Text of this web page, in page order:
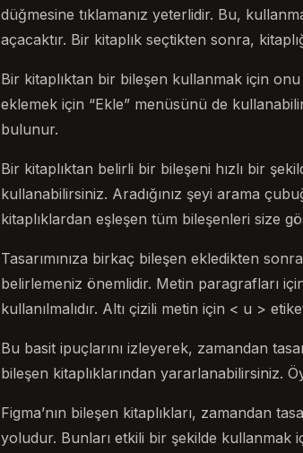
düğmesine tıklamanız yeterlidir. Bu,
açacaktır. Bir kitaplık seçtikten sonra,
Bir kitaplıktan bir bileşen kullanmak için
eklemek için “Ekle” menüsünü de
bulunur.
Bir kitaplıktan belirli bir bileşeni hızlı bir
kullanabilirsiniz. Aradığınız şeyi arama
kitaplıklardan eşleşen tüm bileşenleri size
Tasarımınıza birkaç bileşen ekledikten
belirlemeniz önemlidir. Metin paragrafları
kullanılmalıdır. Altı çizili metin için < u >
Bu basit ipuçlarını izleyerek, zamandan
bileşen kitaplıklarından yararlanabilirsiniz.
Figma’nın bileşen kitaplıkları, zamandan
yoludur. Bunları etkili bir şekilde kullanmak